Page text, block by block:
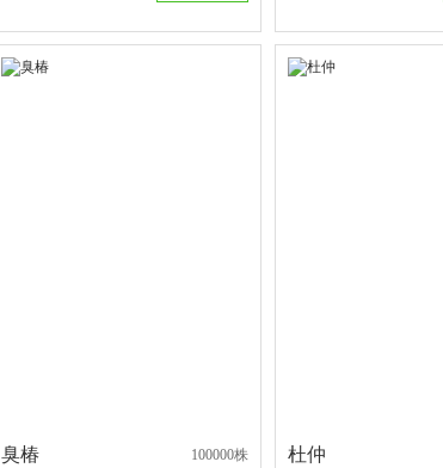
臭椿 100000株 杜仲